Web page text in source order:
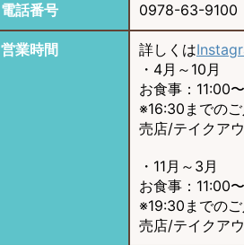
電話番号 0978-63-9100
営業時間 詳しくは
・4月～10月
お食事：11:00
※16:30までの
売店/テイクア
・11月～3月
お食事：11:00
※19:30までの
売店/テイクア